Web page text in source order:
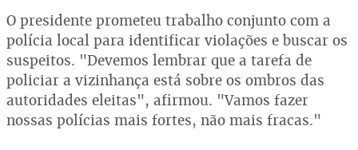
O presidente prometeu trabalho conjunto com a
polícia local para identificar violações e buscar os
suspeitos. "Devemos lembrar que a tarefa de
policiar a vizinhança está sobre os ombros das
autoridades eleitas", afirmou. "Vamos fazer
nossas polícias mais fortes, não mais fracas."